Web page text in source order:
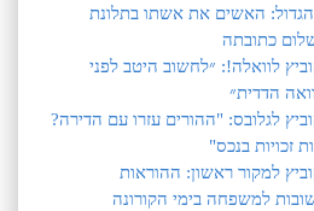
הגדול: האשים את אשתו בתלונת
כתובתה
לוואלה!: ״לחשוב היטב לפני
הדדית״
לגלובס: "ההורים עזרו עם הדירה?
זכויות בנכס"
למקור ראשון: ההוראות
למשפחה בימי הקורונה